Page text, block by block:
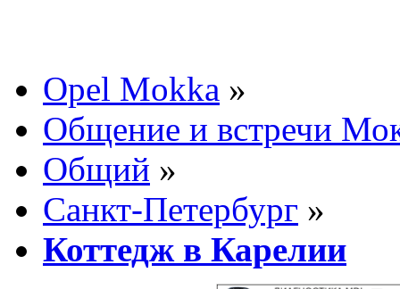
Opel Mokka »
Общение и встречи
Общий »
Санкт-Петербург »
Коттедж в Карелии